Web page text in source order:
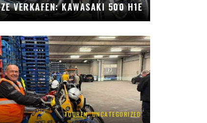
ZE VERKAFEN: KAWASAKI 500 H1E
TOUREN,UNCATEGORIZED